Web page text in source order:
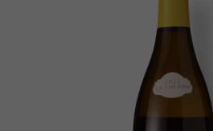
Bodega Garzon